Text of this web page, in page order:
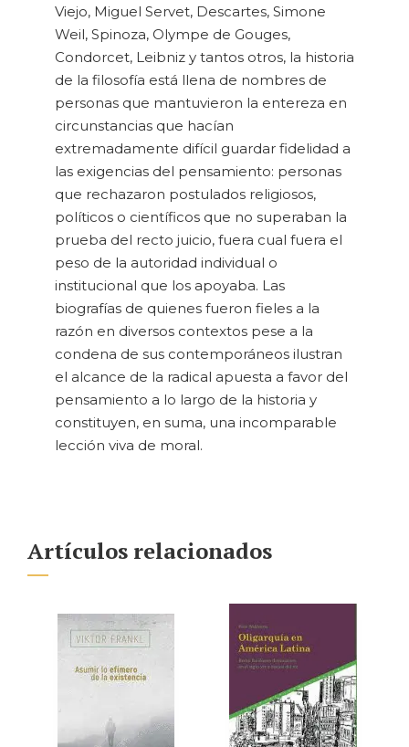
Viejo, Miguel Servet, Descartes, Simone
Weil, Spinoza, Olympe de Gouges,
Condorcet, Leibniz y tantos otros, la historia
de la filosofía está llena de nombres de
personas que mantuvieron la entereza en
circunstancias que hacían
extremadamente difícil guardar fidelidad a
las exigencias del pensamiento: personas
que rechazaron postulados religiosos,
políticos o científicos que no superaban la
prueba del recto juicio, fuera cual fuera el
peso de la autoridad individual o
institucional que los apoyaba. Las
biografías de quienes fueron fieles a la
razón en diversos contextos pese a la
condena de sus contemporáneos ilustran
el alcance de la radical apuesta a favor del
pensamiento a lo largo de la historia y
constituyen, en suma, una incomparable
lección viva de moral.
Artículos relacionados